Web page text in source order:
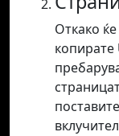
Откако
копирате